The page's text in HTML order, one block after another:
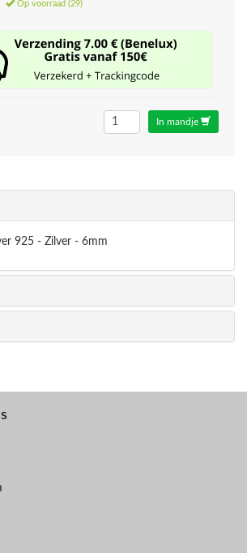
Op voorraad (29)
In mandje
925 - Zilver - 6mm